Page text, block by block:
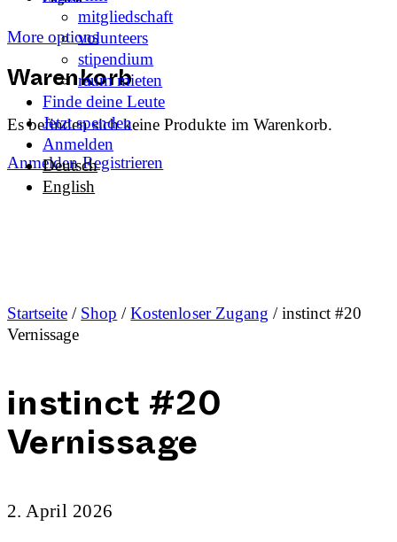
More options
Warenkorb
Es befinden sich keine Produkte im Warenkorb.
Anmelden Registrieren
mitgliedschaft
volunteers
stipendium
raum mieten
Finde deine Leute
Jetzt spenden
Anmelden
Deutsch
English
Startseite / Shop /Kostenloser Zugang / instinct #20
Vernissage
instinct #20
Vernissage
2. April 2026